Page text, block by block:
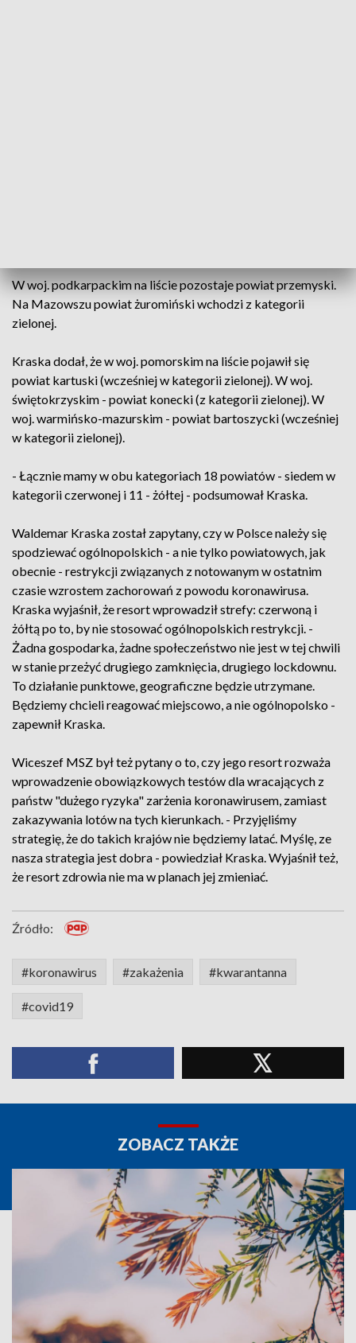
W woj. podkarpackim na liście pozostaje powiat przemyski.
Na Mazowszu powiat żuromiński wchodzi z kategorii
zielonej.
Kraska dodał, że w woj. pomorskim na liście pojawił się
powiat kartuski (wcześniej w kategorii zielonej). W woj.
świętokrzyskim - powiat konecki (z kategorii zielonej). W
woj. warmińsko-mazurskim - powiat bartoszycki (wcześniej
w kategorii zielonej).
- Łącznie mamy w obu kategoriach 18 powiatów - siedem w
kategorii czerwonej i 11 - żółtej - podsumował Kraska.
Waldemar Kraska został zapytany, czy w Polsce należy się
spodziewać ogólnopolskich - a nie tylko powiatowych, jak
obecnie - restrykcji związanych z notowanym w ostatnim
czasie wzrostem zachorowań z powodu koronawirusa.
Kraska wyjaśnił, że resort wprowadził strefy: czerwoną i
żółtą po to, by nie stosować ogólnopolskich restrykcji. -
Żadna gospodarka, żadne społeczeństwo nie jest w tej chwili
w stanie przeżyć drugiego zamknięcia, drugiego lockdownu.
To działanie punktowe, geograficzne będzie utrzymane.
Będziemy chcieli reagować miejscowo, a nie ogólnopolsko -
zapewnił Kraska.
Wiceszef MSZ był też pytany o to, czy jego resort rozważa
wprowadzenie obowiązkowych testów dla wracających z
państw "dużego ryzyka" zarżenia koronawirusem, zamiast
zakazywania lotów na tych kierunkach. - Przyjęliśmy
strategię, że do takich krajów nie będziemy latać. Myślę, ze
nasza strategia jest dobra - powiedział Kraska. Wyjaśnił też,
że resort zdrowia nie ma w planach jej zmieniać.
Źródło:
#koronawirus #zakażenia #kwarantanna
#covid19
ZOBACZ TAKŻE